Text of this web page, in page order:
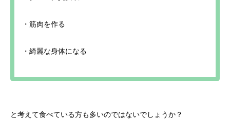
・筋肉を作る
・綺麗な身体になる
と考えて食べている方も多いのではないでしょうか？